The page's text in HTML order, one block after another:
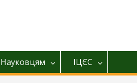
Науковцям ІЦЄС